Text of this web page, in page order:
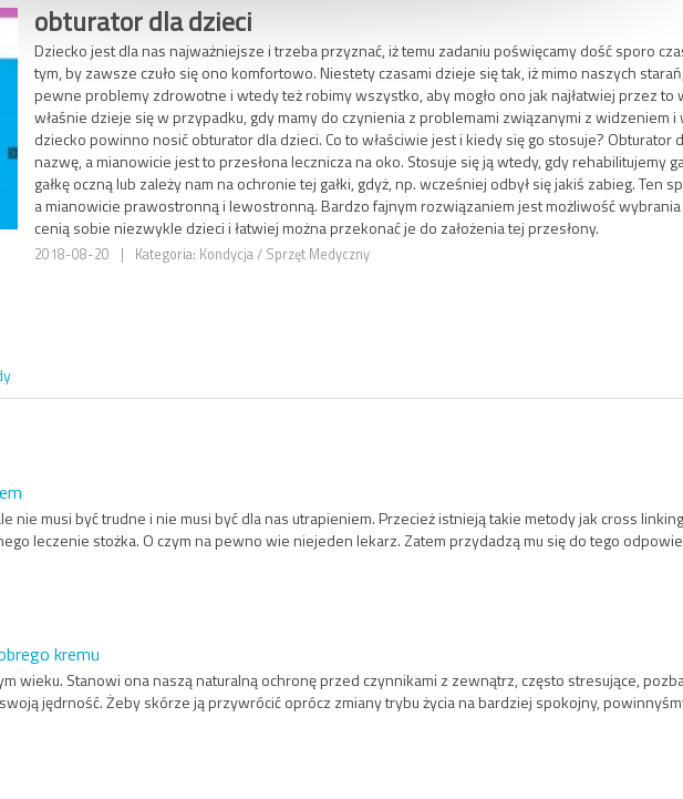
obturator dla dzieci
Dziecko jest dla nas najważniejsze i trzeba przyznać, iż temu zadaniu poświęcamy dość sporo
tym, by zawsze czuło się ono komfortowo. Niestety czasami dzieje się tak, iż mimo naszych
pewne problemy zdrowotne i wtedy też robimy wszystko, aby mogło ono jak najłatwiej przez to
właśnie dzieje się w przypadku, gdy mamy do czynienia z problemami związanymi z widzeniem i
dziecko powinno nosić obturator dla dzieci. Co to właściwie jest i kiedy się go stosuje? Obturator
nazwę, a mianowicie jest to przesłona lecznicza na oko. Stosuje się ją wtedy, gdy rehabilitujemy
gałkę oczną lub zależy nam na ochronie tej gałki, gdyż, np. wcześniej odbył się jakiś zabieg. Ten
a mianowicie prawostronną i lewostronną. Bardzo fajnym rozwiązaniem jest możliwość
cenią sobie niezwykle dzieci i łatwiej można przekonać je do założenia tej przesłony.
2018-08-20 | Kategoria: Kondycja / Sprzęt Medyczny
nie musi być trudne i nie musi być dla nas utrapieniem. Przecież istnieją takie metody jak cross
leczenie stożka. O czym na pewno wie niejeden lekarz. Zatem przydadzą mu się do tego
kremu
wieku. Stanowi ona naszą naturalną ochronę przed czynnikami z zewnątrz, często stresujące,
jędrność. Żeby skórze ją przywrócić oprócz zmiany trybu życia na bardziej spokojny,